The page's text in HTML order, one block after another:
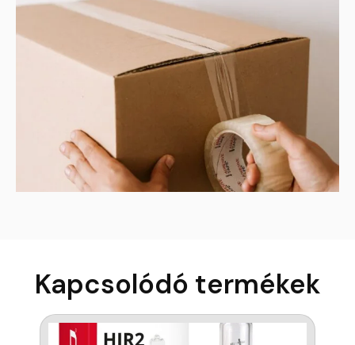
Kapcsolódó termékek